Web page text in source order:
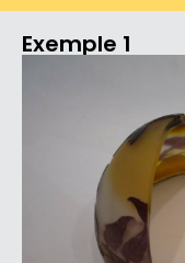
Exemple 1